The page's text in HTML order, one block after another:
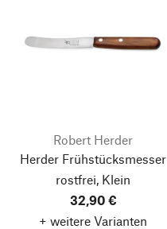
Robert Herder
Herder Frühstücksmesser
rostfrei, Klein
32,90 €
+ weitere Varianten